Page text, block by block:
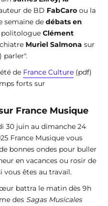
de BD FabCaro ou la
semaine de débats en
politologue Clément
Muriel Salmona sur
parler".
de France Culture (pdf)
forts sur
France Musique
30 juin au dimanche 24
France Musique vous
bonnes ondes pour buller
en vacances ou rosir de
vous êtes au travail.
battra le matin dès 9h
des Sagas Musicales